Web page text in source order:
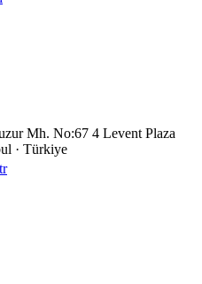
Mh. No:67 4 Levent Plaza
· Türkiye